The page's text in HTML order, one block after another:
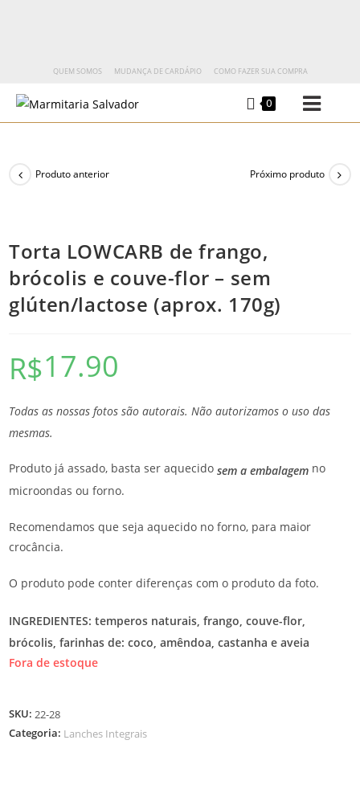
QUEM SOMOS MUDANÇA DE CARDÁPIO COMO FAZER SUA COMPRA
0
Produto anterior Próximo produto
Torta LOWCARB de frango,
brócolis e couve-flor – sem
glúten/lactose (aprox. 170g)
R$17.90
Todas as nossas fotos são autorais. Não autorizamos o uso das
mesmas.
Produto já assado, basta ser aquecido sem a embalagem no
microondas ou forno.
Recomendamos que seja aquecido no forno, para maior
crocância.
O produto pode conter diferenças com o produto da foto.
INGREDIENTES: temperos naturais, frango, couve-flor,
brócolis, farinhas de: coco, amêndoa, castanha e aveia
Fora de estoque
SKU: 22-28
Categoria: Lanches Integrais